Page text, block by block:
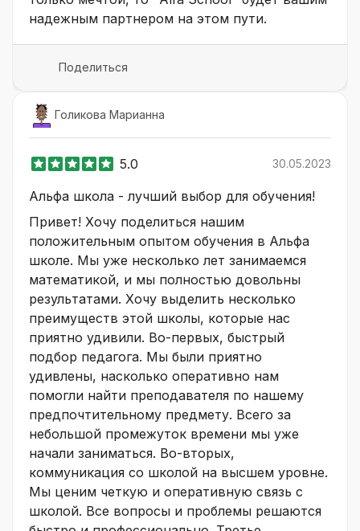
надежным партнером на этом пути.
Поделиться
Голикова Марианна
5.0 30.05.2023
Альфа школа - лучший выбор для обучения!
Привет! Хочу поделиться нашим
положительным опытом обучения в Альфа
школе. Мы уже несколько лет занимаемся
математикой, и мы полностью довольны
результатами. Хочу выделить несколько
преимуществ этой школы, которые нас
приятно удивили. Во-первых, быстрый
подбор педагога. Мы были приятно
удивлены, насколько оперативно нам
помогли найти преподавателя по нашему
предпочтительному предмету. Всего за
небольшой промежуток времени мы уже
начали заниматься. Во-вторых,
коммуникация со школой на высшем уровне.
Мы ценим четкую и оперативную связь с
школой. Все вопросы и проблемы решаются